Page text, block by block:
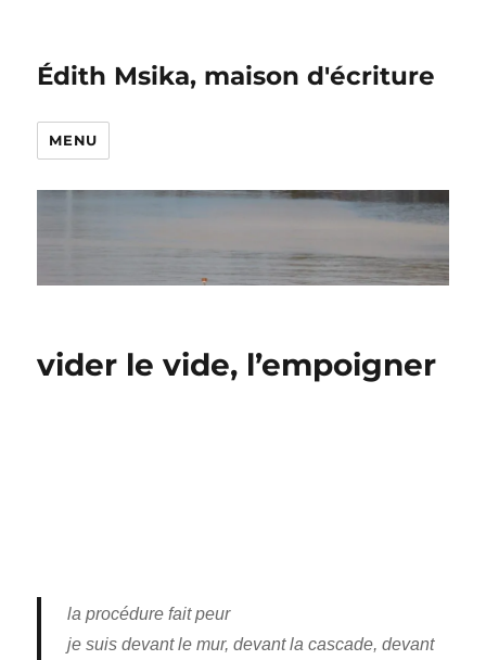
Édith Msika, maison d'écriture
MENU
vider le vide, l’empoigner
la procédure fait peur
je suis devant le mur, devant la cascade, devant